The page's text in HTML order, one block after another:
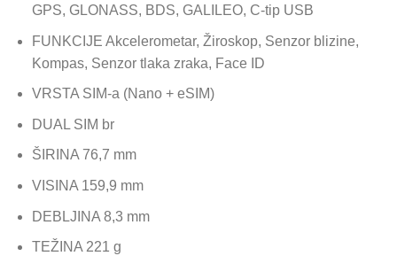
GPS, GLONASS, BDS, GALILEO, C-tip USB
FUNKCIJE Akcelerometar, Žiroskop, Senzor blizine,
Kompas, Senzor tlaka zraka, Face ID
VRSTA SIM-a (Nano + eSIM)
DUAL SIM br
ŠIRINA 76,7 mm
VISINA 159,9 mm
DEBLJINA 8,3 mm
TEŽINA 221 g